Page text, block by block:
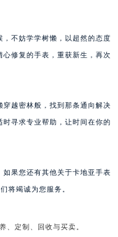
不妨学学树懒，以超然的态度
修复的手表，重获新生，再次
越密林般，找到那条通向解决
寻求专业帮助，让时间在你的
如果您还有其他关于卡地亚手表
将竭诚为您服务。